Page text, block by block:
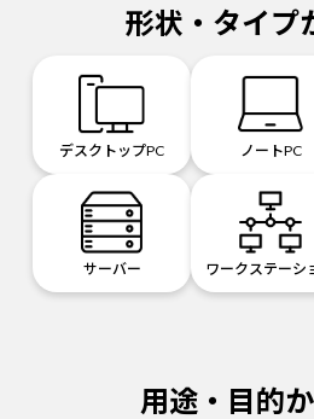
形状・タイプ
デスクトップPC ノートPC
サーバー ワークステーシ
用途・目的